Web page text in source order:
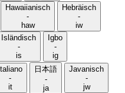
Hawaiianisch
-
haw
Hebräisch
-
iw
Isländisch
-
is
Igbo
-
ig
Italiano
-
it
日本語
-
ja
Javanisch
-
jw